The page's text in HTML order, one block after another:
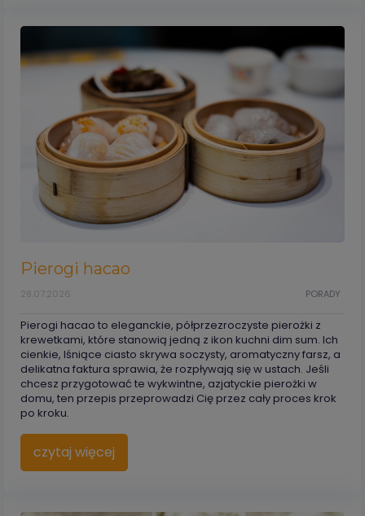
Pierogi hacao
PORADY
28.07.2026
Pierogi hacao to eleganckie, półprzezroczyste pierożki z
krewetkami, które stanowią jedną z ikon kuchni dim sum. Ich
cienkie, lśniące ciasto skrywa soczysty, aromatyczny farsz, a
delikatna faktura sprawia, że rozpływają się w ustach. Jeśli
chcesz przygotować te wykwintne, azjatyckie pierożki w
domu, ten przepis przeprowadzi Cię przez cały proces krok
po kroku.
czytaj więcej